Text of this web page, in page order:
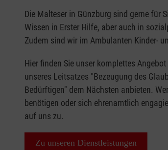
Die Malteser in Günzburg sind gerne für
Wissen in Erster Hilfe, aber auch in
Zudem sind wir im Ambulanten Kinder-
Hier finden Sie unser komplettes
unseres Leitsatzes "Bezeugung des
Bedürftigen" dem Nächsten anbieten.
benötigen oder sich ehrenamtlich
auf uns zu.
Zu unseren Dienstleistungen